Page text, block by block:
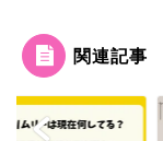
関連記事